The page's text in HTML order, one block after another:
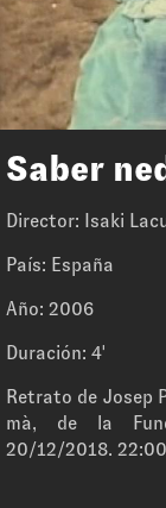
Saber
Director: Isaki
País: España
Año: 2006
Duración: 4'
Retrato de Josep
mà, de la
20/12/2018.